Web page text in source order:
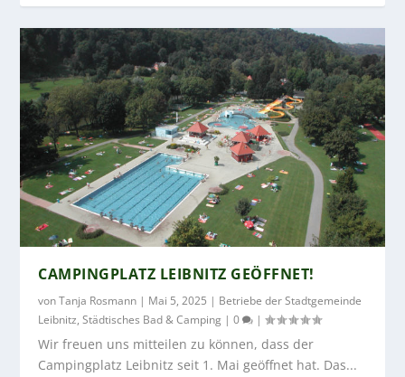
CAMPINGPLATZ LEIBNITZ GEÖFFNET!
vonTanja Rosmann | Mai 5, 2025 | Betriebe der Stadtgemeinde
Leibnitz,Städtisches Bad & Camping |0 |
Wir freuen uns mitteilen zu können, dass der
Campingplatz Leibnitz seit 1. Mai geöffnet hat. Das...